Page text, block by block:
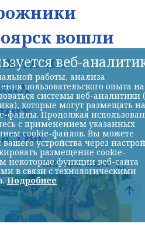
вошли
на
НИА-Красноярск
веб-
работы, анализа
пользовательского опыта на
системы веб-аналитики
которые могут размещать на
файлы. Продолжая
с применением указанных
cookie-файлов. Вы можете
устройства через
размещение cookie-
некоторые функции веб-сайта
в связи с технологическими
Подробнее